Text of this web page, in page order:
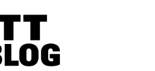
Testament
Testament